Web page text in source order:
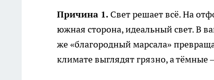
Причина 1. Свет решает всё. На
южная сторона, идеальный свет. В
же «благородный марсала»
климате выглядят грязно, а тёмные